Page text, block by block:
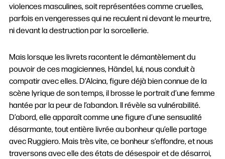
violences masculines, soit représentées comme cruelles,
parfois en vengeresses qui ne reculent ni devant le meurtre,
ni devant la destruction par la sorcellerie.
Mais lorsque les livrets racontent le démantèlement du
pouvoir de ces magiciennes, Händel, lui, nous conduit à
compatir avec elles. D’Alcina, figure déjà bien connue de la
scène lyrique de son temps, il brosse le portrait d’une femme
hantée par la peur de l’abandon. Il révèle sa vulnérabilité.
D’abord, elle apparaît comme une figure d’une sensualité
désarmante, tout entière livrée au bonheur qu’elle partage
avec Ruggiero. Mais très vite, ce bonheur s’effondre, et nous
traversons avec elle des états de désespoir et de désarroi,